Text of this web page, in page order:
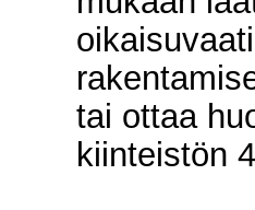
tai ottaa
kiinteistön